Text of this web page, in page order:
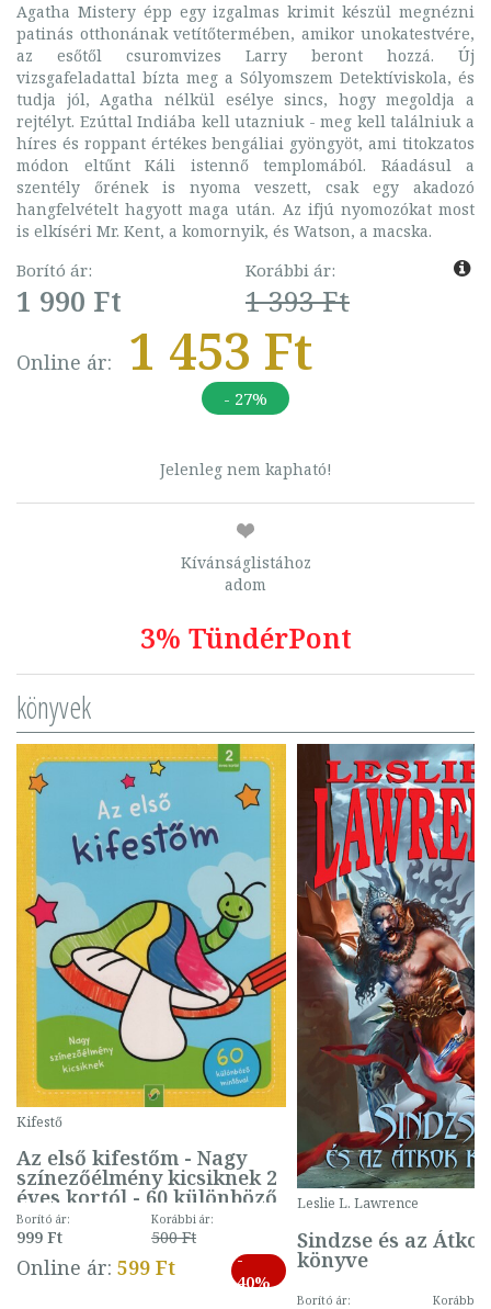
Agatha Mistery épp egy izgalmas krimit készül megnézni
patinás otthonának vetítőtermében, amikor unokatestvére,
az esőtől csuromvizes Larry beront hozzá. Új
vizsgafeladattal bízta meg a Sólyomszem Detektíviskola, és
tudja jól, Agatha nélkül esélye sincs, hogy megoldja a
rejtélyt. Ezúttal Indiába kell utazniuk - meg kell találniuk a
híres és roppant értékes bengáliai gyöngyöt, ami titokzatos
módon eltűnt Káli istennő templomából. Ráadásul a
szentély őrének is nyoma veszett, csak egy akadozó
hangfelvételt hagyott maga után. Az ifjú nyomozókat most
is elkíséri Mr. Kent, a komornyik, és Watson, a macska.
Borító ár:
1 990 Ft
Korábbi ár:
1 393 Ft
Online ár: 1 453 Ft
- 27%
Jelenleg nem kapható!
Kívánságlistához
adom
3% TündérPont
könyvek
Kifestő
Az első kifestőm - Nagy
színezőélmény kicsiknek 2
éves kortól - 60 különböző
mintával (gombás)
Borító ár:
999 Ft
Korábbi ár:
500 Ft
Online ár: 599 Ft
-
40%
Leslie L. Lawrence
Sindzse és az Átkok
könyve
Borító ár: Korábbi